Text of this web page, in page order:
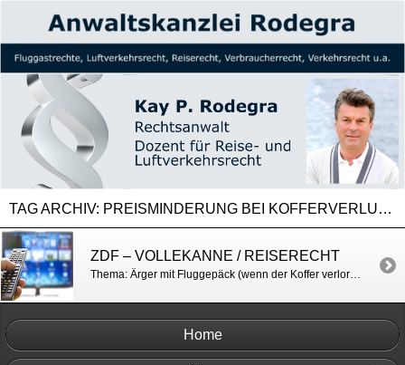
TAG ARCHIV: PREISMINDERUNG BEI KOFFERVERLUST
ZDF – VOLLEKANNE / REISERECHT
Thema: Ärger mit Fluggepäck (wenn der Koffer verloren geht). http://www.zdf.de/volle-kanne/urlaub-beginnt-koffer-ist-weg-39401388.html?tabNo=0
Home